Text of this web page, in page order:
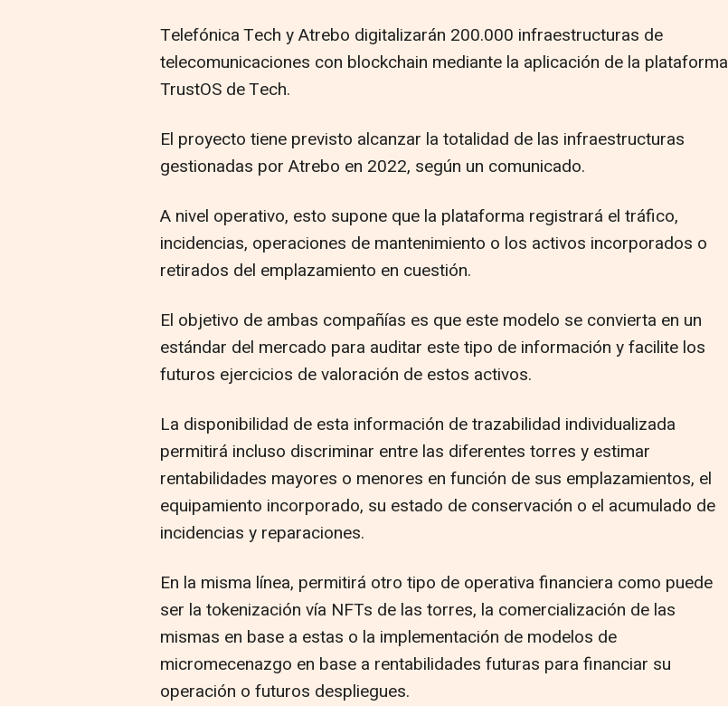
Telefónica Tech y Atrebo digitalizarán 200.000 infraestructuras de
telecomunicaciones con blockchain mediante la aplicación de la plataforma
TrustOS de Tech.
El proyecto tiene previsto alcanzar la totalidad de las infraestructuras
gestionadas por Atrebo en 2022, según un comunicado.
A nivel operativo, esto supone que la plataforma registrará el tráfico,
incidencias, operaciones de mantenimiento o los activos incorporados o
retirados del emplazamiento en cuestión.
El objetivo de ambas compañías es que este modelo se convierta en un
estándar del mercado para auditar este tipo de información y facilite los
futuros ejercicios de valoración de estos activos.
La disponibilidad de esta información de trazabilidad individualizada
permitirá incluso discriminar entre las diferentes torres y estimar
rentabilidades mayores o menores en función de sus emplazamientos, el
equipamiento incorporado, su estado de conservación o el acumulado de
incidencias y reparaciones.
En la misma línea, permitirá otro tipo de operativa financiera como puede
ser la tokenización vía NFTs de las torres, la comercialización de las
mismas en base a estas o la implementación de modelos de
micromecenazgo en base a rentabilidades futuras para financiar su
operación o futuros despliegues.